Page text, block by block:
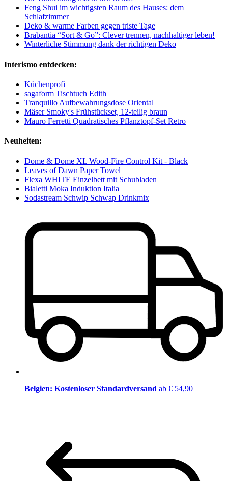
Feng Shui im wichtigsten Raum des Hauses: dem
Schlafzimmer
Deko & warme Farben gegen triste Tage
Brabantia “Sort & Go”: Clever trennen, nachhaltiger leben!
Winterliche Stimmung dank der richtigen Deko
Interismo entdecken:
Küchenprofi
sagaform Tischtuch Edith
Tranquillo Aufbewahrungsdose Oriental
Mäser Smoky's Frühstückset, 12-teilig braun
Mauro Ferretti Quadratisches Pflanztopf-Set Retro
Neuheiten:
Dome & Dome XL Wood-Fire Control Kit - Black
Leaves of Dawn Paper Towel
Flexa WHITE Einzelbett mit Schubladen
Bialetti Moka Induktion Italia
Sodastream Schwip Schwap Drinkmix
Belgien: Kostenloser Standardversand ab € 54,90